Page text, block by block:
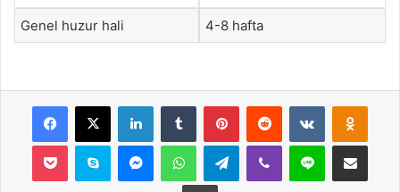
Genel huzur hali 4-8 hafta
Facebook
X LinkedInTumblr PinterestReddit VKontakte
Pocket Skype MessengerWhatsAppTelegramViber Line E-Posta ile
Yazdır